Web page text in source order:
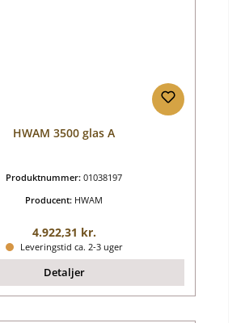
HWAM 3500 glas A
Produktnummer: 01038197
Producent: HWAM
Almindelig pris:
4.922,31 kr.
Leveringstid ca. 2-3 uger
Detaljer